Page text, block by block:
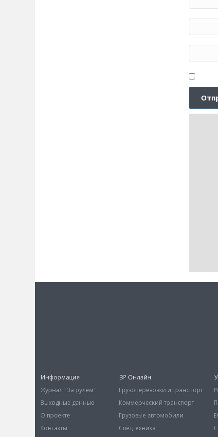
Информация
Журнал "За рулем"
Выходные данные
О проекте
Контакты
ЗР Онлайн
Грузоперевозки и транспорт
Коммерческий транспорт
Грузовые автомобили
Спецтехника